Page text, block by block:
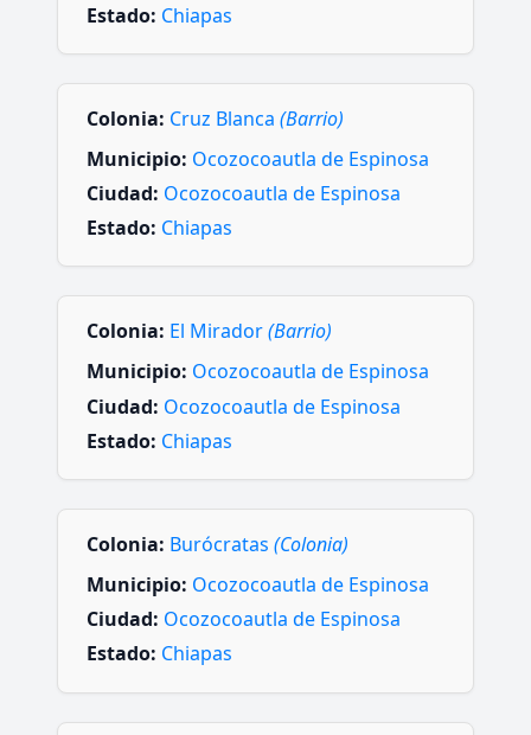
Estado: Chiapas
Colonia: Cruz Blanca (Barrio)
Municipio: Ocozocoautla de Espinosa
Ciudad: Ocozocoautla de Espinosa
Estado: Chiapas
Colonia: El Mirador(Barrio)
Municipio: Ocozocoautla de Espinosa
Ciudad: Ocozocoautla de Espinosa
Estado: Chiapas
Colonia: Burócratas (Colonia)
Municipio: Ocozocoautla de Espinosa
Ciudad: Ocozocoautla de Espinosa
Estado: Chiapas